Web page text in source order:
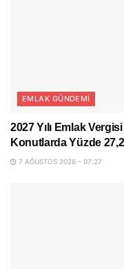
EMLAK GÜNDEMI
2027 Yılı Emlak
Konutlarda Yüzde
7 AĞUSTOS 2026 - 07:27